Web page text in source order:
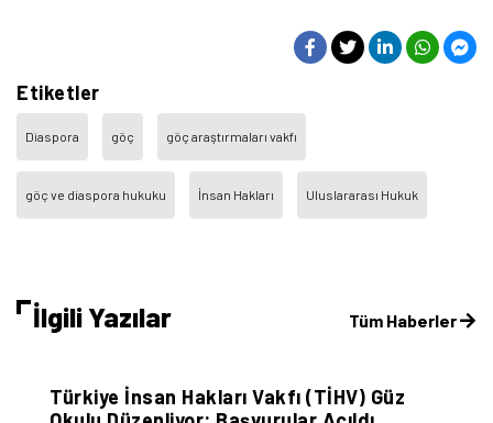
Etiketler
Diaspora göç göç araştırmaları vakfı
göç ve diaspora hukuku İnsan Hakları Uluslararası Hukuk
İlgili Yazılar Tüm Haberler
Türkiye İnsan Hakları Vakfı (TİHV) Güz